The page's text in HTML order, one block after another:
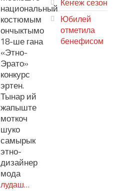
национальный
костюмым
ончыктымо
18-ше гана
«Этно-
Эрато»
конкурс
эртен.
Тынар ий
жапыште
моткоч
шуко
самырык
этно-
дизайнер
мода
лудаш…
Кеҥеж сезон
Юбилей
отметила
бенефисом